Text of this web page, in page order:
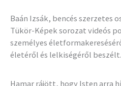
Baán Izsák, bencés szerzetes
Tükör-Képek sorozat videós
személyes
életéről és lelkiségéről beszélt.
Hamar rájött, hogy Isten arra